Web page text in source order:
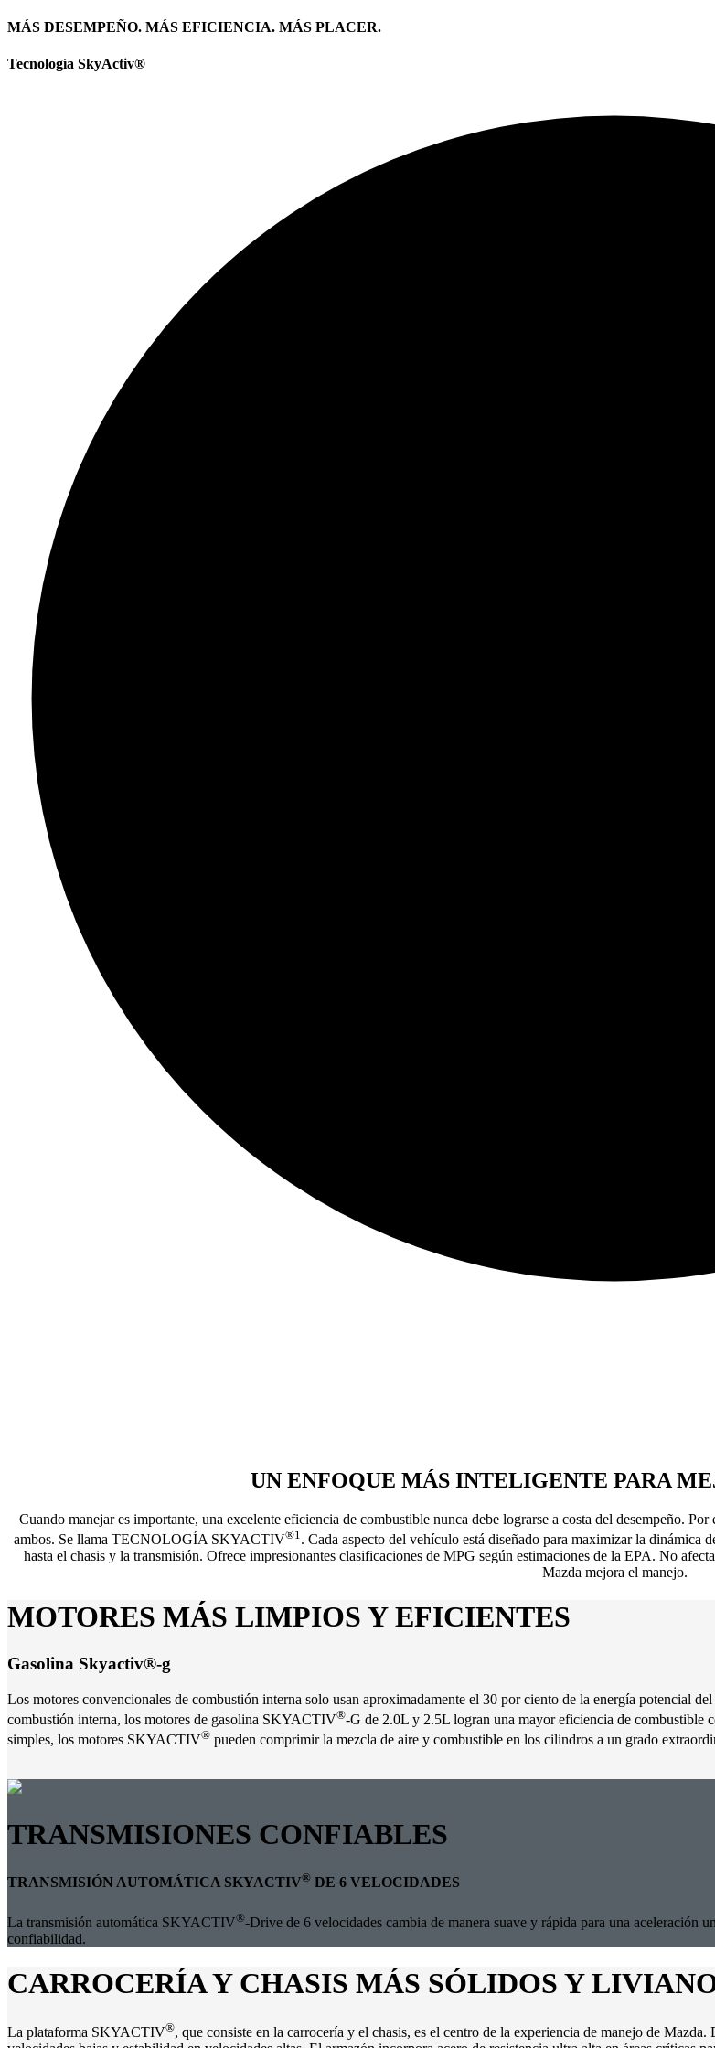
MÁS DESEMPEÑO. MÁS EFICIENCIA. MÁS PLACER.
Tecnología SkyActiv®
UN ENFOQUE MÁS INTELIGENTE PARA
Cuando manejar es importante, una excelente eficiencia de combustible nunca debe lograrse a costa del desempeño.
ambos. Se llama TECNOLOGÍA SKYACTIV®1 . Cada aspecto del vehículo está diseñado para maximizar la
hasta el chasis y la transmisión. Ofrece impresionantes clasificaciones de MPG según estimaciones de la EPA. No
Mazda mejora el manejo.
MOTORES MÁS LIMPIOS Y EFICIENTES
Gasolina Skyactiv®-g
Los motores convencionales de combustión interna solo usan aproximadamente el 30 por ciento de la energía potencial
combustión interna, los motores de gasolina SKYACTIV®-G de 2.0L y 2.5L logran una mayor eficiencia de combustible
simples, los motores SKYACTIV® pueden comprimir la mezcla de aire y combustible en los cilindros a un grado
TRANSMISIONES CONFIABLES
TRANSMISIÓN AUTOMÁTICA SKYACTIV® DE 6 VELOCIDADES
La transmisión automática SKYACTIV®-Drive de 6 velocidades cambia de manera suave y rápida para una aceleración
confiabilidad.
CARROCERÍA Y CHASIS MÁS SÓLIDOS Y
La plataforma SKYACTIV®, que consiste en la carrocería y el chasis, es el centro de la experiencia de manejo de